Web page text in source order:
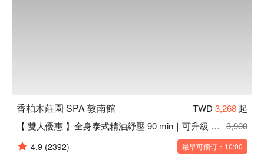
香柏木莊園 SPA 敦南館 TWD 3,268 起
【 雙人優惠 】全身泰式精油紓壓 90 min｜可升級 120 min 3,900
4.9 (2392) 最早可预订：10:00